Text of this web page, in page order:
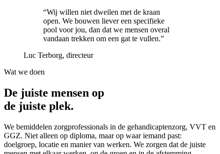
“Wij willen niet dweilen met de kraan
open. We bouwen liever een specifieke
pool voor jou, dan dat we mensen overal
vandaan trekken om een gat te vullen.”
Luc Terborg, directeur
Wat we doen
De juiste mensen op
de juiste plek.
We bemiddelen zorgprofessionals in de gehandicaptenzorg, VVT en
GGZ. Niet alleen op diploma, maar op waar iemand past:
doelgroep, locatie en manier van werken. We zorgen dat de juiste